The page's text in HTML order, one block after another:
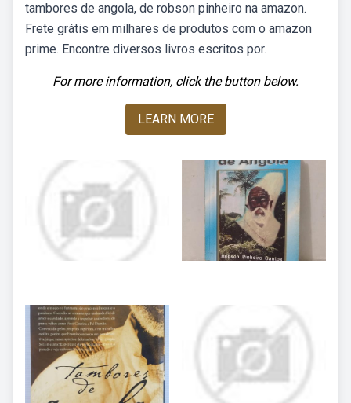
tambores de angola, de robson pinheiro na amazon.
Frete grátis em milhares de produtos com o amazon
prime. Encontre diversos livros escritos por.
For more information, click the button below.
LEARN MORE